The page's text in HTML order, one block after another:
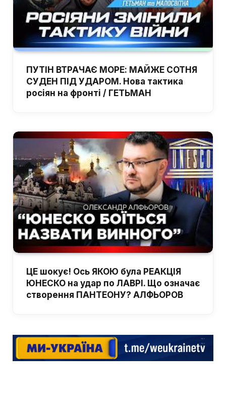
ПУТІН ВТРАЧАЄ МОРЕ: МАЙЖЕ СОТНЯ
СУДЕН ПІД УДАРОМ. Нова тактика
росіян на фронті / ГЕТЬМАН
ЦЕ шокує! Ось ЯКОЮ була РЕАКЦІЯ
ЮНЕСКО на удар по ЛАВРІ. Що означає
створення ПАНТЕОНУ? АЛФЬОРОВ